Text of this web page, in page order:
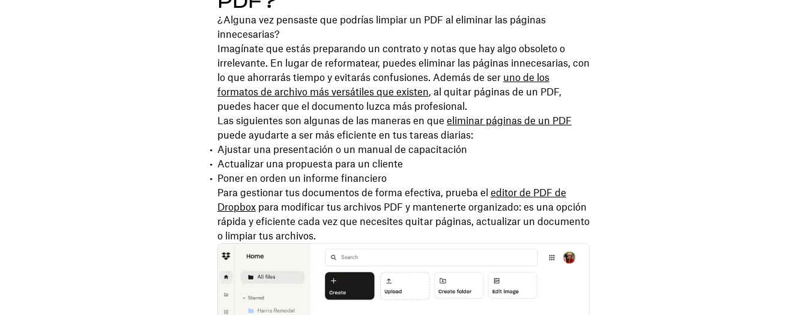
¿Alguna vez pensaste que podrías limpiar un PDF al eliminar las páginas
innecesarias?
Imagínate que estás preparando un contrato y notas que hay algo obsoleto o
irrelevante. En lugar de reformatear, puedes eliminar las páginas innecesarias, con
lo que ahorrarás tiempo y evitarás confusiones. Además de ser uno de los
formatos de archivo más versátiles que existen, al quitar páginas de un PDF,
puedes hacer que el documento luzca más profesional.
Las siguientes son algunas de las maneras en que eliminar páginas de un PDF
puede ayudarte a ser más eficiente en tus tareas diarias:
Ajustar una presentación o un manual de capacitación
Actualizar una propuesta para un cliente
Poner en orden un informe financiero
Para gestionar tus documentos de forma efectiva, prueba el editor de PDF de
Dropboxpara modificar tus archivos PDF y mantenerte organizado: es una opción
rápida y eficiente cada vez que necesites quitar páginas, actualizar un documento
o limpiar tus archivos.